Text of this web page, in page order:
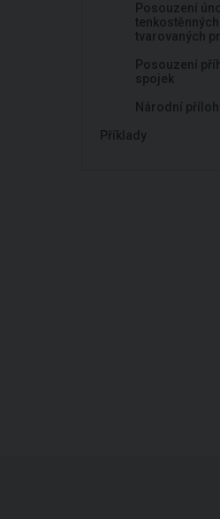
Posouzení
tvarovaných
Posouzení
spojek
Národní
Příklady